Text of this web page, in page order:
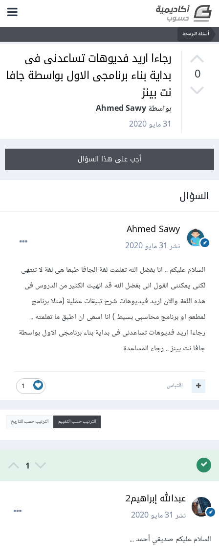
أسئلة البرمجة
0
رجاءا اريد فديوهات تساعدنى فى
بداية بناء برنامجى الاول بواسطة جافا
نت بينز
بواسطة Ahmed Sawy
31 مايو 2020
أجب على هذا السؤال
السؤال
Ahmed Sawy
نشر31 مايو 2020
السلام عليكم .. انا بفضل الله تعلمت لغة الجافا طبعا هى لغة لا تنتهى
لكنى يمكننى القول انى بفضل الله قد انهيت الكثير من الدروس فى
هذه اللغة والان اريد فيديوهات شرح تبيقات عملية (مثلا برنامج
لمطعم او برنامج محاسبى بسيط ) انا اسعى ان اطبق ما تعلمته ..
رجاءا اريد فديوهات تساعدنى فى بداية بناء برنامجى الاول بواسطة
جافا نت بينز .. رجاء المساعدة
1 اقتباس
الترتيب حسب التقييم الترتيب حسب التاريخ
1
عبدالله إبراهيم2
نشر31 مايو 2020
السلام عليكم صديقي أحمد ...